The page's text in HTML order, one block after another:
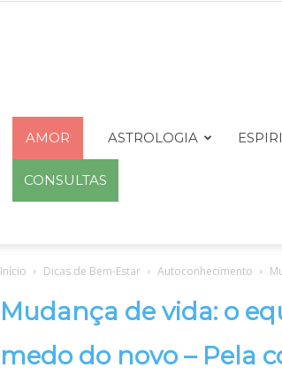
AMOR ASTROLOGIA
CONSULTAS
Início Dicas de Bem-Estar Autoconhecimento
Mudança de vida: o
medo do novo – Pela